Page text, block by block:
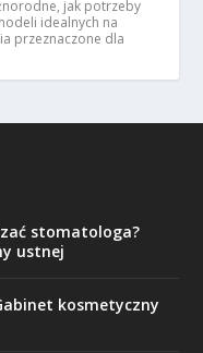
jak potrzeby
idealnych na
przeznaczone dla
stomatologa?
ustnej
kosmetyczny